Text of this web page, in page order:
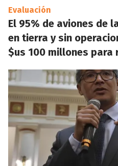
Evaluación
El 95% de aviones de
en tierra y sin
$us 100 millones para